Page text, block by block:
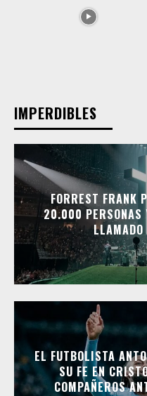
IMPERDIBLES
FORREST FRANK
20.000 PERSONAS
LLAMADO
EL FUTBOLISTA
SU FE EN
COMPAÑEROS